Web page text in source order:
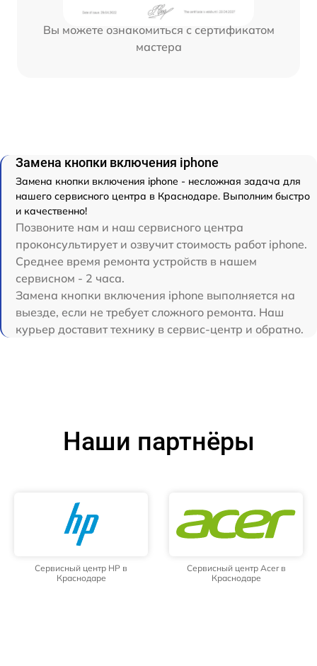
Вы можете ознакомиться с сертификатом
мастера
Замена кнопки включения iphone
Замена кнопки включения iphone - несложная задача для
нашего сервисного центра в Краснодаре. Выполним быстро
и качественно!
Позвоните нам и наш сервисного центра
проконсультирует и озвучит стоимость работ iphone.
Среднее время ремонта устройств в нашем
сервисном - 2 часа.
Замена кнопки включения iphone выполняется на
выезде, если не требует сложного ремонта. Наш
курьер доставит технику в сервис-центр и обратно.
Наши партнёры
Сервисный центр HP в
Краснодаре
Сервисный центр Acer в
Краснодаре